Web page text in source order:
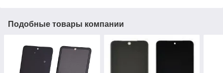
Подобные товары компании